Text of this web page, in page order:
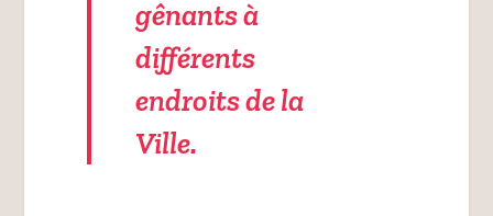
gênants à
différents
endroits de la
Ville.